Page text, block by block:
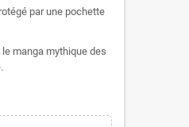
par une pochette
manga mythique des